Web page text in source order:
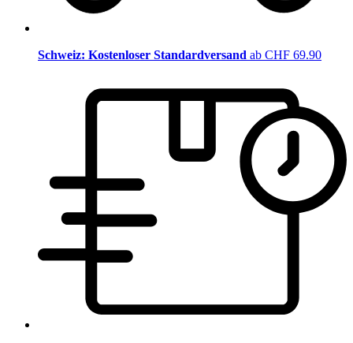
Schweiz: Kostenloser Standardversand ab CHF 69.90